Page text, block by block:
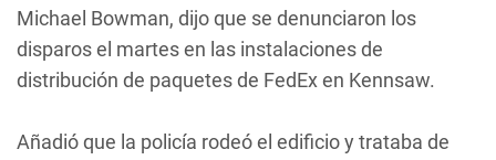
Michael Bowman, dijo que se denunciaron los
disparos el martes en las instalaciones de
distribución de paquetes de FedEx en Kennsaw.
Añadió que la policía rodeó el edificio y trataba de